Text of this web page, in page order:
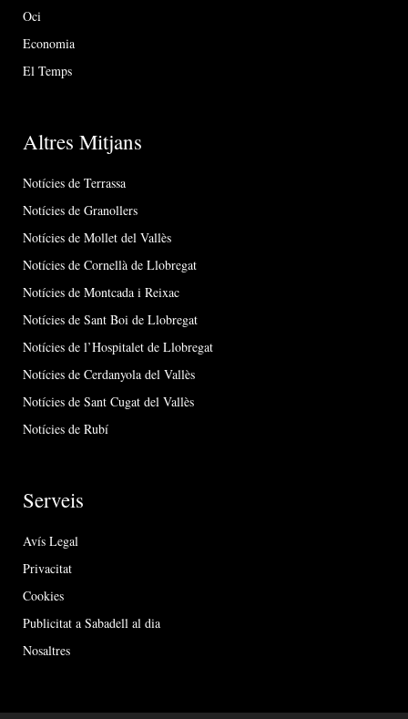
Oci
Economia
El Temps
Altres Mitjans
Notícies de Terrassa
Notícies de Granollers
Notícies de Mollet del Vallès
Notícies de Cornellà de Llobregat
Notícies de Montcada i Reixac
Notícies de Sant Boi de Llobregat
Notícies de l’Hospitalet de Llobregat
Notícies de Cerdanyola del Vallès
Notícies de Sant Cugat del Vallès
Notícies de Rubí
Serveis
Avís Legal
Privacitat
Cookies
Publicitat a Sabadell al dia
Nosaltres